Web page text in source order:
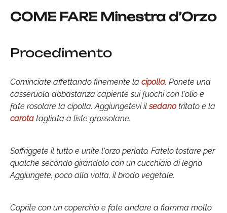
COME FARE Minestra d’Orzo
Procedimento
Cominciate affettando finemente la cipolla. Ponete una
casseruola abbastanza capiente sui fuochi con l'olio e
fate rosolare la cipolla. Aggiungetevi ilsedanotritato e la
carota tagliata a liste grossolane.
Soffriggete il tutto e unite l'orzo perlato. Fatelo tostare per
qualche secondo girandolo con un cucchiaio di legno.
Aggiungete, poco alla volta, il brodo vegetale.
Coprite con un coperchio e fate andare a fiamma molto